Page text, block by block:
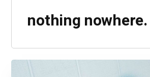
nothing nowhere.